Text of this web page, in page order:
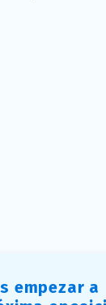
empezar a